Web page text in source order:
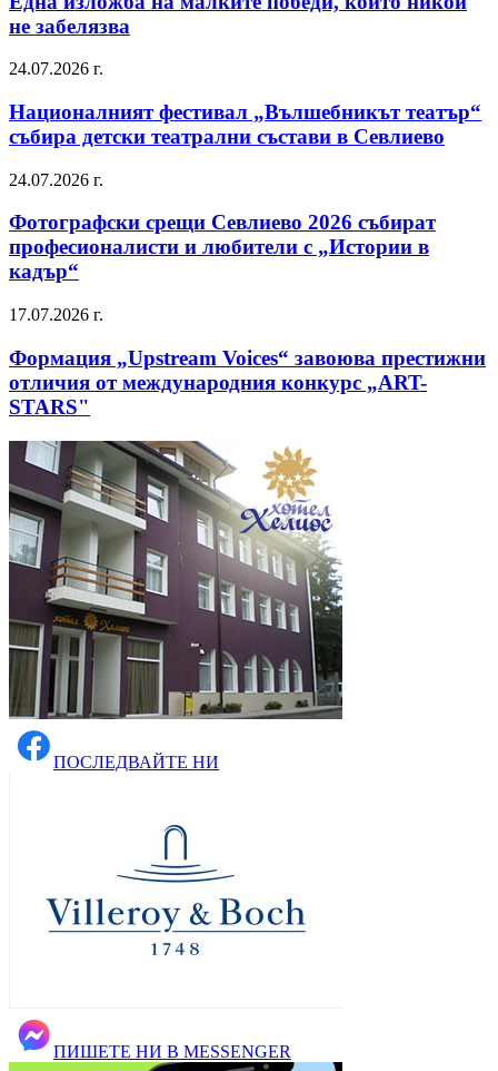
не забелязва
24.07.2026 г.
Националният фестивал „Вълшебникът театър“
събира детски театрални състави в Севлиево
24.07.2026 г.
Фотографски срещи Севлиево 2026 събират
професионалисти и любители с „Истории в
кадър“
17.07.2026 г.
Формация „Upstream Voices“ завоюва престижни
отличия от международния конкурс „ART-
STARS"
ПОСЛЕДВАЙТЕ НИ
ПИШЕТЕ НИ В MESSENGER